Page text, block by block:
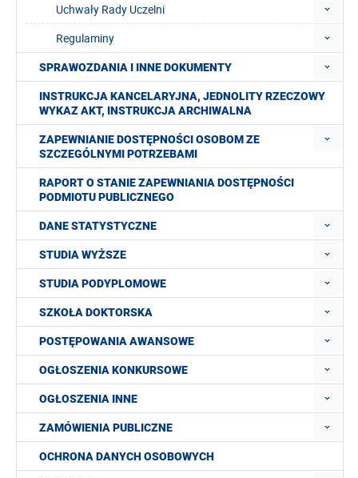
Uchwały Rady Uczelni
Regulaminy
SPRAWOZDANIA I INNE DOKUMENTY
INSTRUKCJA KANCELARYJNA, JEDNOLITY RZECZOWY
WYKAZ AKT, INSTRUKCJA ARCHIWALNA
ZAPEWNIANIE DOSTĘPNOŚCI OSOBOM ZE
SZCZEGÓLNYMI POTRZEBAMI
RAPORT O STANIE ZAPEWNIANIA DOSTĘPNOŚCI
PODMIOTU PUBLICZNEGO
DANE STATYSTYCZNE
STUDIA WYŻSZE
STUDIA PODYPLOMOWE
SZKOŁA DOKTORSKA
POSTĘPOWANIA AWANSOWE
OGŁOSZENIA KONKURSOWE
OGŁOSZENIA INNE
ZAMÓWIENIA PUBLICZNE
OCHRONA DANYCH OSOBOWYCH